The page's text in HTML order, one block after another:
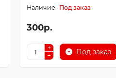
Под заказ
300р.
Под заказ